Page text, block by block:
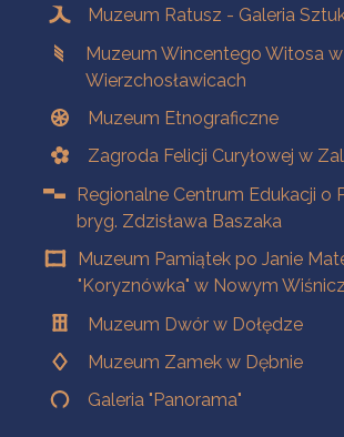
Muzeum Ratusz - Galeria
Muzeum Wincentego Witosa w
Wierzchosławicach
Muzeum Etnograficzne
Zagroda Felicji Curyłowej w
Regionalne Centrum Edukacji o
bryg. Zdzisława Baszaka
Muzeum Pamiątek po Janie
"Koryznówka" w Nowym
Muzeum Dwór w Dołędze
Muzeum Zamek w Dębnie
Galeria "Panorama"